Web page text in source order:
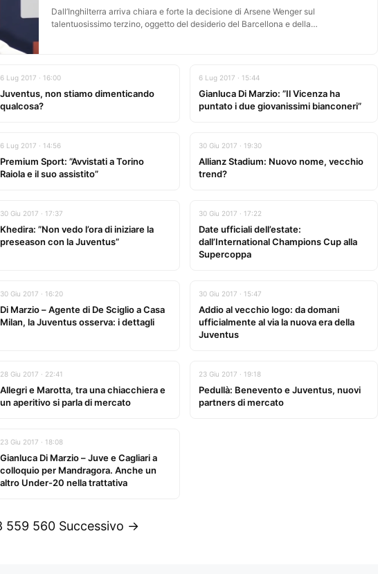
Dall’Inghilterra arriva chiara e forte la decisione di Arsene Wenger sul
talentuosissimo terzino, oggetto del desiderio del Barcellona e della…
6 Lug 2017 · 16:00
Juventus, non stiamo dimenticando
qualcosa?
6 Lug 2017 · 15:44
Gianluca Di Marzio: ”Il Vicenza ha
puntato i due giovanissimi bianconeri”
6 Lug 2017 · 14:56
Premium Sport: ”Avvistati a Torino
Raiola e il suo assistito”
30 Giu 2017 · 19:30
Allianz Stadium: Nuovo nome, vecchio
trend?
30 Giu 2017 · 17:37
Khedira: ”Non vedo l’ora di iniziare la
preseason con la Juventus”
30 Giu 2017 · 17:22
Date ufficiali dell’estate:
dall’International Champions Cup alla
Supercoppa
30 Giu 2017 · 16:20
Di Marzio – Agente di De Sciglio a Casa
Milan, la Juventus osserva: i dettagli
30 Giu 2017 · 15:47
Addio al vecchio logo: da domani
ufficialmente al via la nuova era della
Juventus
28 Giu 2017 · 22:41
Allegri e Marotta, tra una chiacchiera e
un aperitivo si parla di mercato
23 Giu 2017 · 19:18
Pedullà: Benevento e Juventus, nuovi
partners di mercato
23 Giu 2017 · 18:08
Gianluca Di Marzio – Juve e Cagliari a
colloquio per Mandragora. Anche un
altro Under-20 nella trattativa
559 560 Successivo →